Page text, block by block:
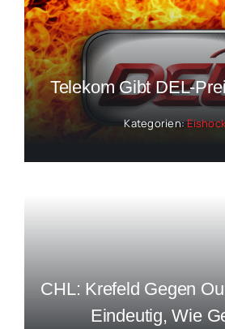
Telekom Gibt DEL-
Kategorien:
CHL: Krefeld Gegen
Eindeutig, Wie